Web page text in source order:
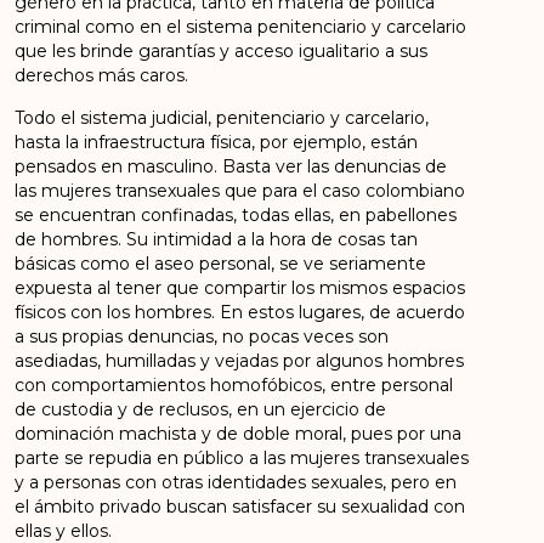
criminal como en el sistema penitenciario y carcelario
que les brinde garantías y acceso igualitario a sus
derechos más caros.
Todo el sistema judicial, penitenciario y carcelario,
hasta la infraestructura física, por ejemplo, están
pensados en masculino. Basta ver las denuncias de
las mujeres transexuales que para el caso colombiano
se encuentran confinadas, todas ellas, en pabellones
de hombres. Su intimidad a la hora de cosas tan
básicas como el aseo personal, se ve seriamente
expuesta al tener que compartir los mismos espacios
físicos con los hombres. En estos lugares, de acuerdo
a sus propias denuncias, no pocas veces son
asediadas, humilladas y vejadas por algunos hombres
con comportamientos homofóbicos, entre personal
de custodia y de reclusos, en un ejercicio de
dominación machista y de doble moral, pues por una
parte se repudia en público a las mujeres transexuales
y a personas con otras identidades sexuales, pero en
el ámbito privado buscan satisfacer su sexualidad con
ellas y ellos.